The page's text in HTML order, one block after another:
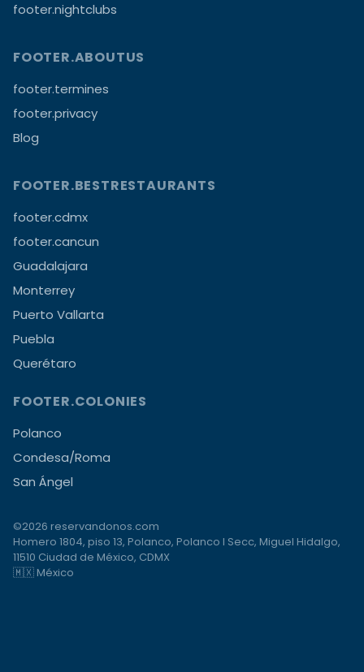
footer.nightclubs
FOOTER.ABOUTUS
footer.termines
footer.privacy
Blog
FOOTER.BESTRESTAURANTS
footer.cdmx
footer.cancun
Guadalajara
Monterrey
Puerto Vallarta
Puebla
Querétaro
FOOTER.COLONIES
Polanco
Condesa/Roma
San Ángel
©2026 reservandonos.com
Homero 1804, piso 13, Polanco, Polanco I Secc, Miguel Hidalgo,
11510 Ciudad de México, CDMX
🇲🇽 México